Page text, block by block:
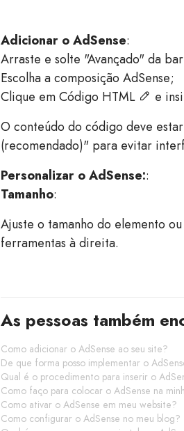
Adicionar o AdSense:
Arraste e solte "Avançado" da
Escolha a composição AdSense;
Clique em Código HTML
e
O conteúdo do código deve
(recomendado)" para evitar
Personalizar o AdSense::
Tamanho:
Ajuste o tamanho do elemento
ferramentas à direita.
As pessoas também
Como adicionar o AdSense ao seu site?
De que forma posso implementar o
Qual é o procedimento para inserir o
Como faço para colocar o AdSense na
Como ativar o AdSense em meu website?
Como configurar o AdSense no meu blog?